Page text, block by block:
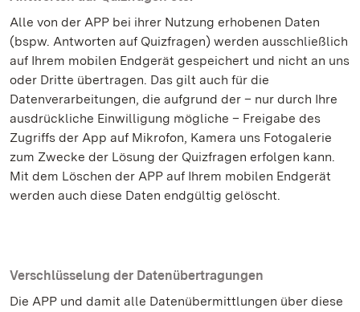
Alle von der APP bei ihrer Nutzung erhobenen Daten
(bspw. Antworten auf Quizfragen) werden ausschließlich
auf Ihrem mobilen Endgerät gespeichert und nicht an uns
oder Dritte übertragen. Das gilt auch für die
Datenverarbeitungen, die aufgrund der – nur durch Ihre
ausdrückliche Einwilligung mögliche – Freigabe des
Zugriffs der App auf Mikrofon, Kamera uns Fotogalerie
zum Zwecke der Lösung der Quizfragen erfolgen kann.
Mit dem Löschen der APP auf Ihrem mobilen Endgerät
werden auch diese Daten endgültig gelöscht.
Verschlüsselung der Datenübertragungen
Die APP und damit alle Datenübermittlungen über diese